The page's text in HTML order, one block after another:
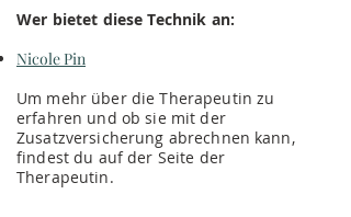
Wer bietet diese Technik an:
Nicole Pin
Um mehr über die Therapeutin zu
erfahren und ob sie mit der
Zusatzversicherung abrechnen kann,
findest du auf der Seite der
Therapeutin.